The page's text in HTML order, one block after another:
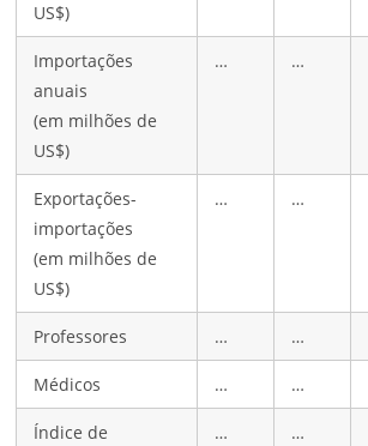
US$)
Importações
anuais
(em milhões de
US$)
… …
Exportações-
importações
(em milhões de
US$)
… …
Professores … …
Médicos … …
Índice de
… …